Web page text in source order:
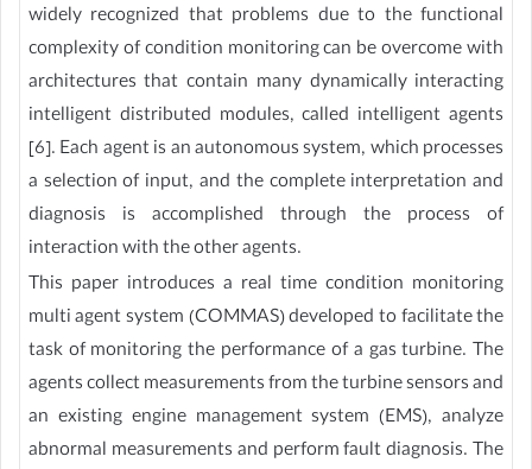
widely recognized that problems due to the functional
complexity of condition monitoring can be overcome with
architectures that contain many dynamically interacting
intelligent distributed modules, called intelligent agents
[6]. Each agent is an autonomous system, which processes
a selection of input, and the complete interpretation and
diagnosis is accomplished through the process of
interaction with the other agents.
This paper introduces a real time condition monitoring
multi agent system (COMMAS) developed to facilitate the
task of monitoring the performance of a gas turbine. The
agents collect measurements from the turbine sensors and
an existing engine management system (EMS), analyze
abnormal measurements and perform fault diagnosis. The